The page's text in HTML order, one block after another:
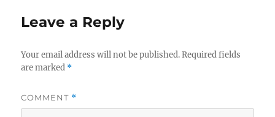
Leave a Reply
Your email address will not be published. Required fields
are marked *
COMMENT *